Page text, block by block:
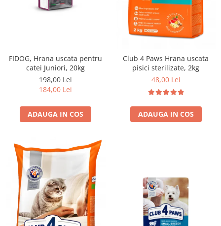
FIDOG, Hrana uscata pentru
catei Juniori, 20kg
198,00 Lei
184,00 Lei
ADAUGA IN COS
Club 4 Paws Hrana uscata
pisici sterilizate, 2kg
48,00 Lei
ADAUGA IN COS